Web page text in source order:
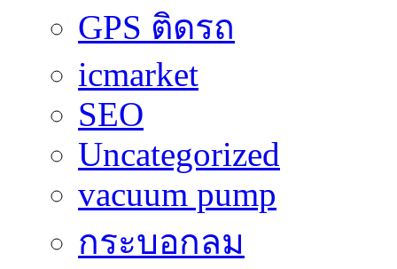
GPS ติดรถ
icmarket
SEO
Uncategorized
vacuum pump
กระบอกลม